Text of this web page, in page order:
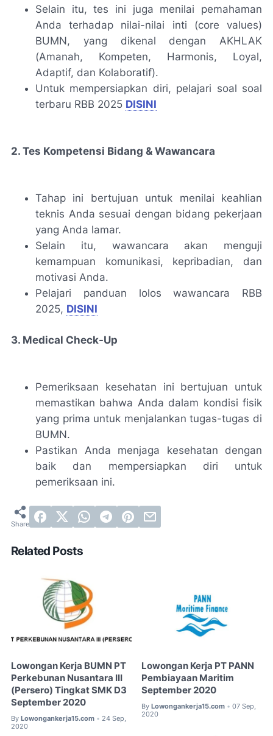
Selain itu, tes ini juga menilai pemahaman
Anda terhadap nilai-nilai inti (core values)
BUMN, yang dikenal dengan AKHLAK
(Amanah, Kompeten, Harmonis, Loyal,
Adaptif, dan Kolaboratif).
Untuk mempersiapkan diri, pelajari soal soal
terbaru RBB 2025 DISINI
2. Tes Kompetensi Bidang & Wawancara
Tahap ini bertujuan untuk menilai keahlian
teknis Anda sesuai dengan bidang pekerjaan
yang Anda lamar.
Selain itu, wawancara akan menguji
kemampuan komunikasi, kepribadian, dan
motivasi Anda.
Pelajari panduan lolos wawancara RBB
2025, DISINI
3. Medical Check-Up
Pemeriksaan kesehatan ini bertujuan untuk
memastikan bahwa Anda dalam kondisi fisik
yang prima untuk menjalankan tugas-tugas di
BUMN.
Pastikan Anda menjaga kesehatan dengan
baik dan mempersiapkan diri untuk
pemeriksaan ini.
Related Posts
Lowongan Kerja BUMN PT
Perkebunan Nusantara III
(Persero) Tingkat SMK D3
September 2020
By Lowongankerja15.com • 24 Sep,
2020
Lowongan Kerja PT PANN
Pembiayaan Maritim
September 2020
By Lowongankerja15.com • 07 Sep,
2020